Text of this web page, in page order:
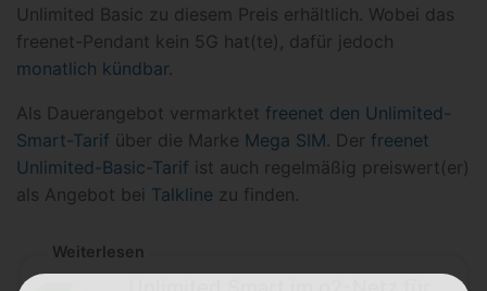
Unlimited Basic zu diesem Preis erhältlich. Wobei das
freenet-Pendant kein 5G hat(te), dafür jedoch
monatlich kündbar.
Als Dauerangebot vermarktet freenet den Unlimited-
Smart-Tarif über die Marke Mega SIM. Der freenet
Unlimited-Basic-Tarif ist auch regelmäßig preiswert(er)
als Angebot bei Talkline zu finden.
Weiterlesen